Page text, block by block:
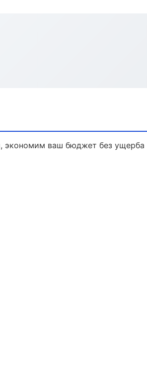
ваш бюджет без ущерба